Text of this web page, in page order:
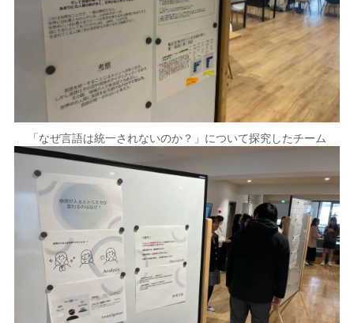
「なぜ言語は統一されないのか？」について探究したチーム